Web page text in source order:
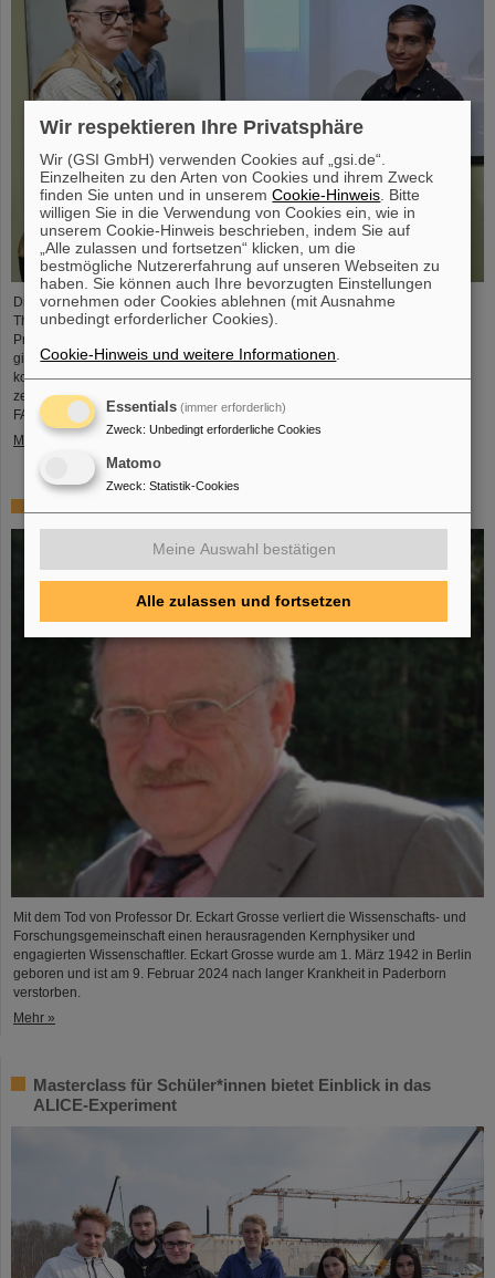
Die CBM-Kollaboration hat zwei Nachwuchsforschende mit dem „CBM Best
Thesis Award“ für herausragende Promotionsarbeiten ausgezeichnet. Die
Preise wurden während des CBM-Kollaborationsmeetings verliehen und
gingen an Dr. Vikas Singhal und Dr. Marcel Bajdel. Das CBM-Experiment für
komprimierte Kernmaterie (Compressed Baryonic Matter) ist eine der
zentralen Forschungssäulen des internationalen Beschleunigerzentrums
FAIR, das derzeit bei GSI entsteht.
Mehr »
Mit dem Tod von Professor Dr. Eckart Grosse verliert die Wissenschafts- und
Forschungsgemeinschaft einen herausragenden Kernphysiker und
engagierten Wissenschaftler. Eckart Grosse wurde am 1. März 1942 in Berlin
geboren und ist am 9. Februar 2024 nach langer Krankheit in Paderborn
verstorben.
Mehr »
Masterclass für Schüler*innen bietet Einblick in das
ALICE-Experiment
Wir respektieren Ihre Privatsphäre
Wir (GSI GmbH) verwenden Cookies auf „gsi.de“.
Einzelheiten zu den Arten von Cookies und ihrem Zweck
finden Sie unten und in unseremCookie-Hinweis . Bitte
willigen Sie in die Verwendung von Cookies ein, wie in
unserem Cookie-Hinweis beschrieben, indem Sie auf
„Alle zulassen und fortsetzen“ klicken, um die
bestmögliche Nutzererfahrung auf unseren Webseiten zu
haben. Sie können auch Ihre bevorzugten Einstellungen
vornehmen oder Cookies ablehnen (mit Ausnahme
unbedingt erforderlicher Cookies).
Cookie-Hinweis und weitere Informationen
Essentials (immer erforderlich)
Zweck: Unbedingt erforderliche Cookies
Matomo
Zweck: Statistik-Cookies
Meine Auswahl bestätigen
Alle zulassen und fortsetzen